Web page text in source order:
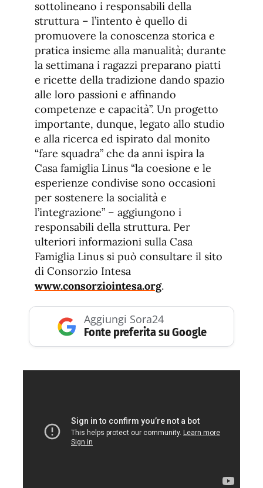
sottolineano i responsabili della
struttura – l’intento è quello di
promuovere la conoscenza storica e
pratica insieme alla manualità; durante
la settimana i ragazzi preparano piatti
e ricette della tradizione dando spazio
alle loro passioni e affinando
competenze e capacità”. Un progetto
importante, dunque, legato allo studio
e alla ricerca ed ispirato dal monito
“fare squadra” che da anni ispira la
Casa famiglia Linus “la coesione e le
esperienze condivise sono occasioni
per sostenere la socialità e
l’integrazione” – aggiungono i
responsabili della struttura. Per
ulteriori informazioni sulla Casa
Famiglia Linus si può consultare il sito
di Consorzio Intesa
www.consorziointesa.org.
Aggiungi Sora24
Fonte preferita su Google